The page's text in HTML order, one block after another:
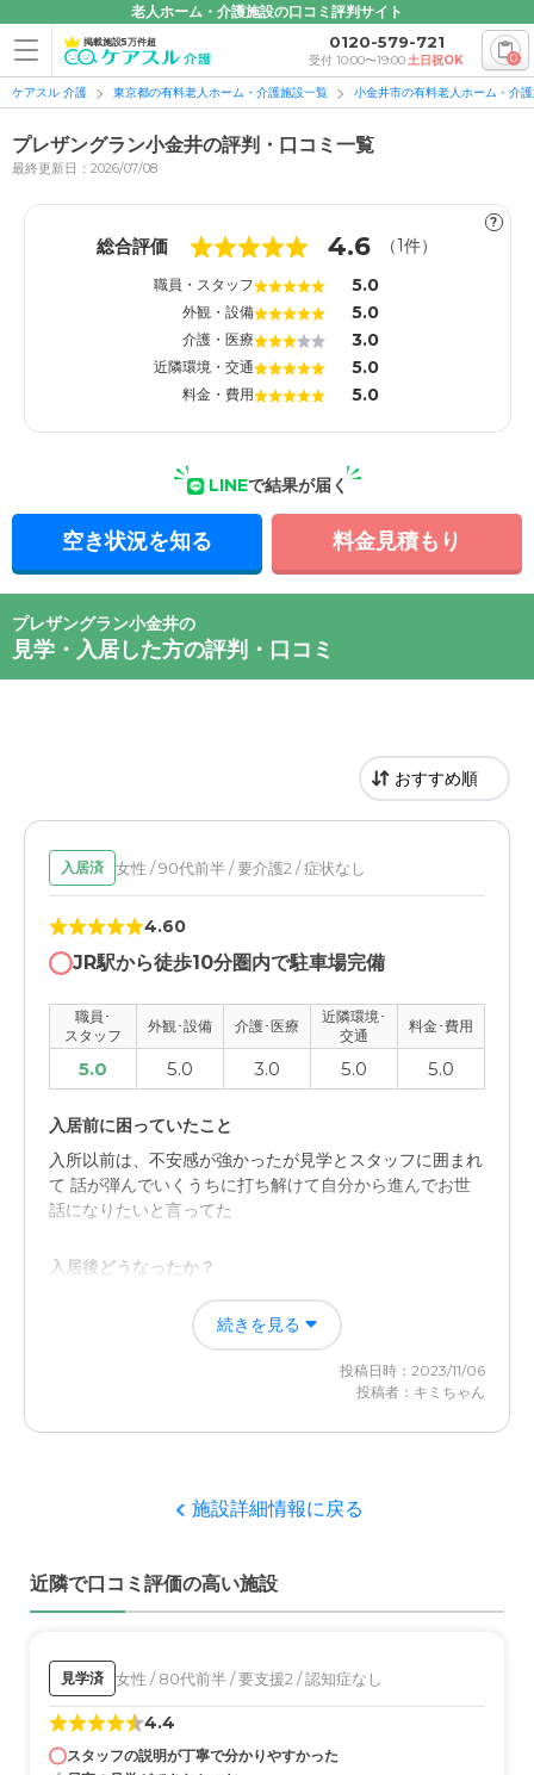
老人ホーム・介護施設の口コミ評判サイト
掲載施設5万件超 0120-579-721
受付 10:00〜19:00土日祝OK 0
ケアスル 介護 東京都の有料老人ホーム・介護施設一覧 小金井市の有料老人ホーム・介
プレザングラン小金井の評判・口コミ一覧
最終更新日：2026/07/08
?
総合評価 4.6 （1件）
職員・スタッフ 5.0
外観・設備 5.0
介護・医療 3.0
近隣環境・交通 5.0
料金・費用 5.0
LINEで結果が届く
空き状況を知る 料金見積もり
プレザングラン小金井の
見学・入居した方の評判・口コミ
入居済 女性 / 90代前半 / 要介護2 / 症状なし
4.60
JR駅から徒歩10分圏内で駐車場完備
職員･
スタッフ
外観･設備 介護･医療
近隣環境･
交通
料金･費用
5.0 5.0 3.0 5.0 5.0
入居前に困っていたこと
入所以前は、不安感が強かったが見学とスタッフに囲まれ
て 話が弾んでいくうちに打ち解けて自分から進んでお世
話になりたいと言ってた
入居後どうなったか？
入所後と退所ごでは大きく穏やかさが増して、是非是非ま
たお世話になりたいと毎日 会話の中に施設のことが出て
くるのが以外で有った
とても穏やかな雰囲気の中で過ごされるための援助をされ
ている事と連携されて業務を行なっている
外観・内装・居室・設備について
外見とは違って穏やかな内装で室内の状態も綺麗で過ごし
やすかった事と、修繕がしっかり行なっている
続きを見る
投稿日時：2023/11/06
投稿者：キミちゃん
施設詳細情報に戻る
近隣で口コミ評価の高い施設
見学済 女性 / 80代前半 / 要支援2 / 認知症なし
4.4
スタッフの説明が丁寧で分かりやすかった